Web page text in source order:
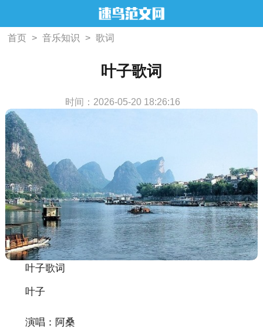
首页 > 音乐知识 > 歌词
叶子歌词
时间：2026-05-20 18:26:16
叶子歌词
叶子
演唱：阿桑